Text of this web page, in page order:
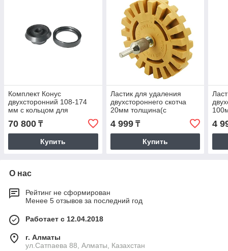
Комплект Конус
двухсторонний 108-174
мм с кольцом для
балансировочных станков
КС-234
70 800 ₸
Купить
Ластик для удаления
двухстороннего скотча
20мм толщина(с
перфорацией)
4 999₸
Купить
4
О нас
Рейтинг не сформирован
Менее 5 отзывов за последний год
Работает с 12.04.2018
г. Алматы
ул.Сатпаева 88, Алматы, Казахстан